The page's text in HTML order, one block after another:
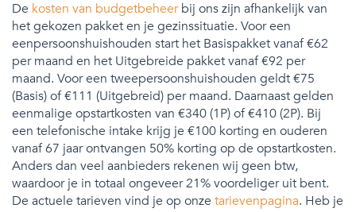
De kosten van budgetbeheerbij ons zijn afhankelijk van
het gekozen pakket en je gezinssituatie. Voor een
eenpersoonshuishouden start het Basispakket vanaf €62
per maand en het Uitgebreide pakket vanaf €92 per
maand. Voor een tweepersoonshuishouden geldt €75
(Basis) of €111 (Uitgebreid) per maand. Daarnaast gelden
eenmalige opstartkosten van €340 (1P) of €410 (2P). Bij
een telefonische intake krijg je €100 korting en ouderen
vanaf 67 jaar ontvangen 50% korting op de opstartkosten.
Anders dan veel aanbieders rekenen wij geen btw,
waardoor je in totaal ongeveer 21% voordeliger uit bent.
De actuele tarieven vind je op onze tarievenpagina. Heb je